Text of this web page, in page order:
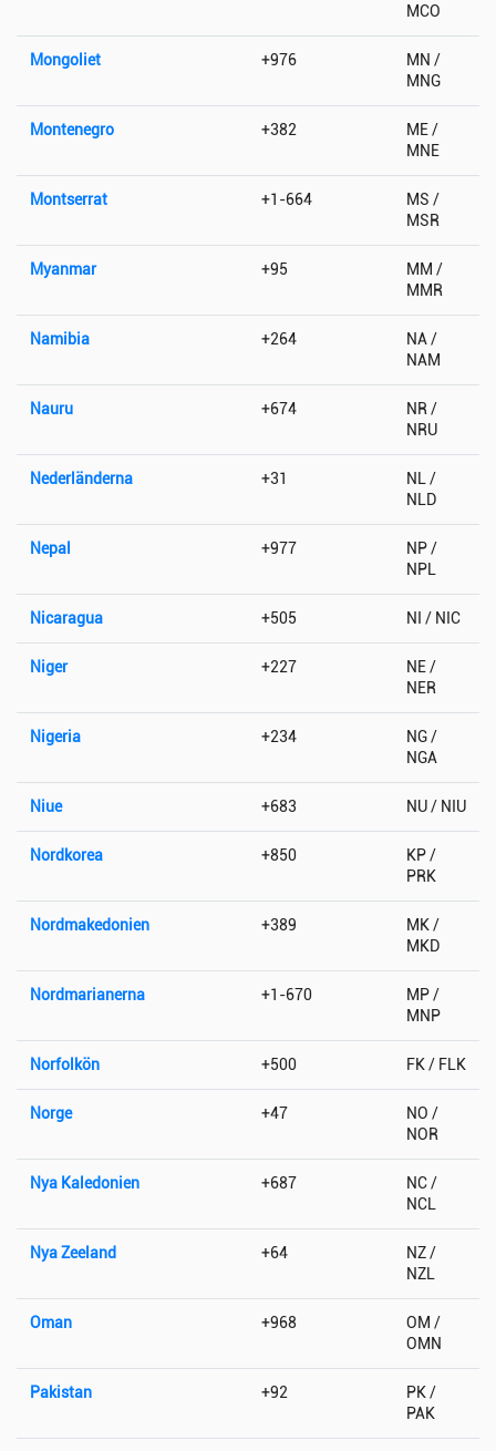
MCO
Mongoliet +976
MN /
MNG
Montenegro +382
ME /
MNE
Montserrat +1-664
MS /
MSR
Myanmar +95
MM /
MMR
Namibia +264
NA /
NAM
Nauru +674
NR /
NRU
Nederländerna +31
NL /
NLD
Nepal +977
NP /
NPL
Nicaragua +505 NI / NIC
Niger +227
NE /
NER
Nigeria +234
NG /
NGA
Niue +683 NU / NIU
Nordkorea +850
KP /
PRK
Nordmakedonien +389
MK /
MKD
Nordmarianerna +1-670
MP /
MNP
Norfolkön +500 FK / FLK
Norge +47
NO /
NOR
Nya Kaledonien +687
NC /
NCL
Nya Zeeland +64
NZ /
NZL
Oman +968
OM /
OMN
Pakistan +92
PK /
PAK